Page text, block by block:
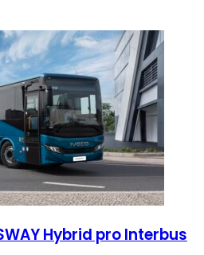
Hybrid pro Interbus